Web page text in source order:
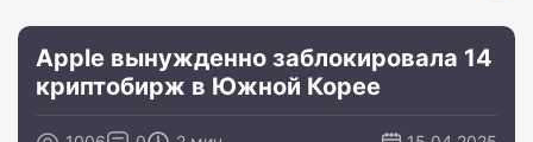
Apple вынужденно заблокировала 14
криптобирж в Южной Корее